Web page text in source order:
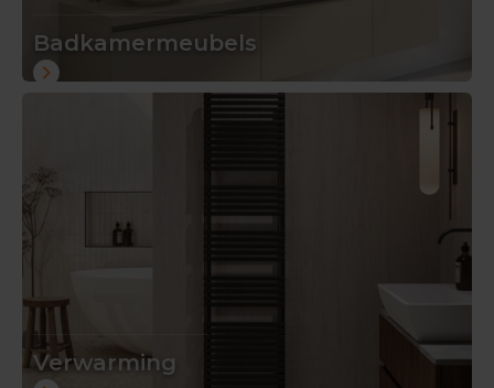
Badkamermeubels
Verwarming